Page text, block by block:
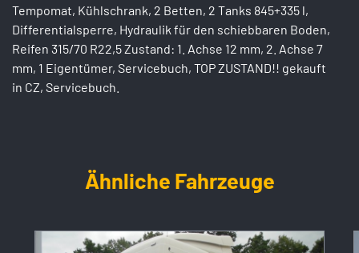
Tempomat, Kühlschrank, 2 Betten, 2 Tanks 845+335 l,
Differentialsperre, Hydraulik für den schiebbaren Boden,
Reifen 315/70 R22,5 Zustand: 1. Achse 12 mm, 2. Achse 7
mm, 1 Eigentümer, Servicebuch, TOP ZUSTAND!! gekauft
in CZ, Servicebuch.
Ähnliche Fahrzeuge